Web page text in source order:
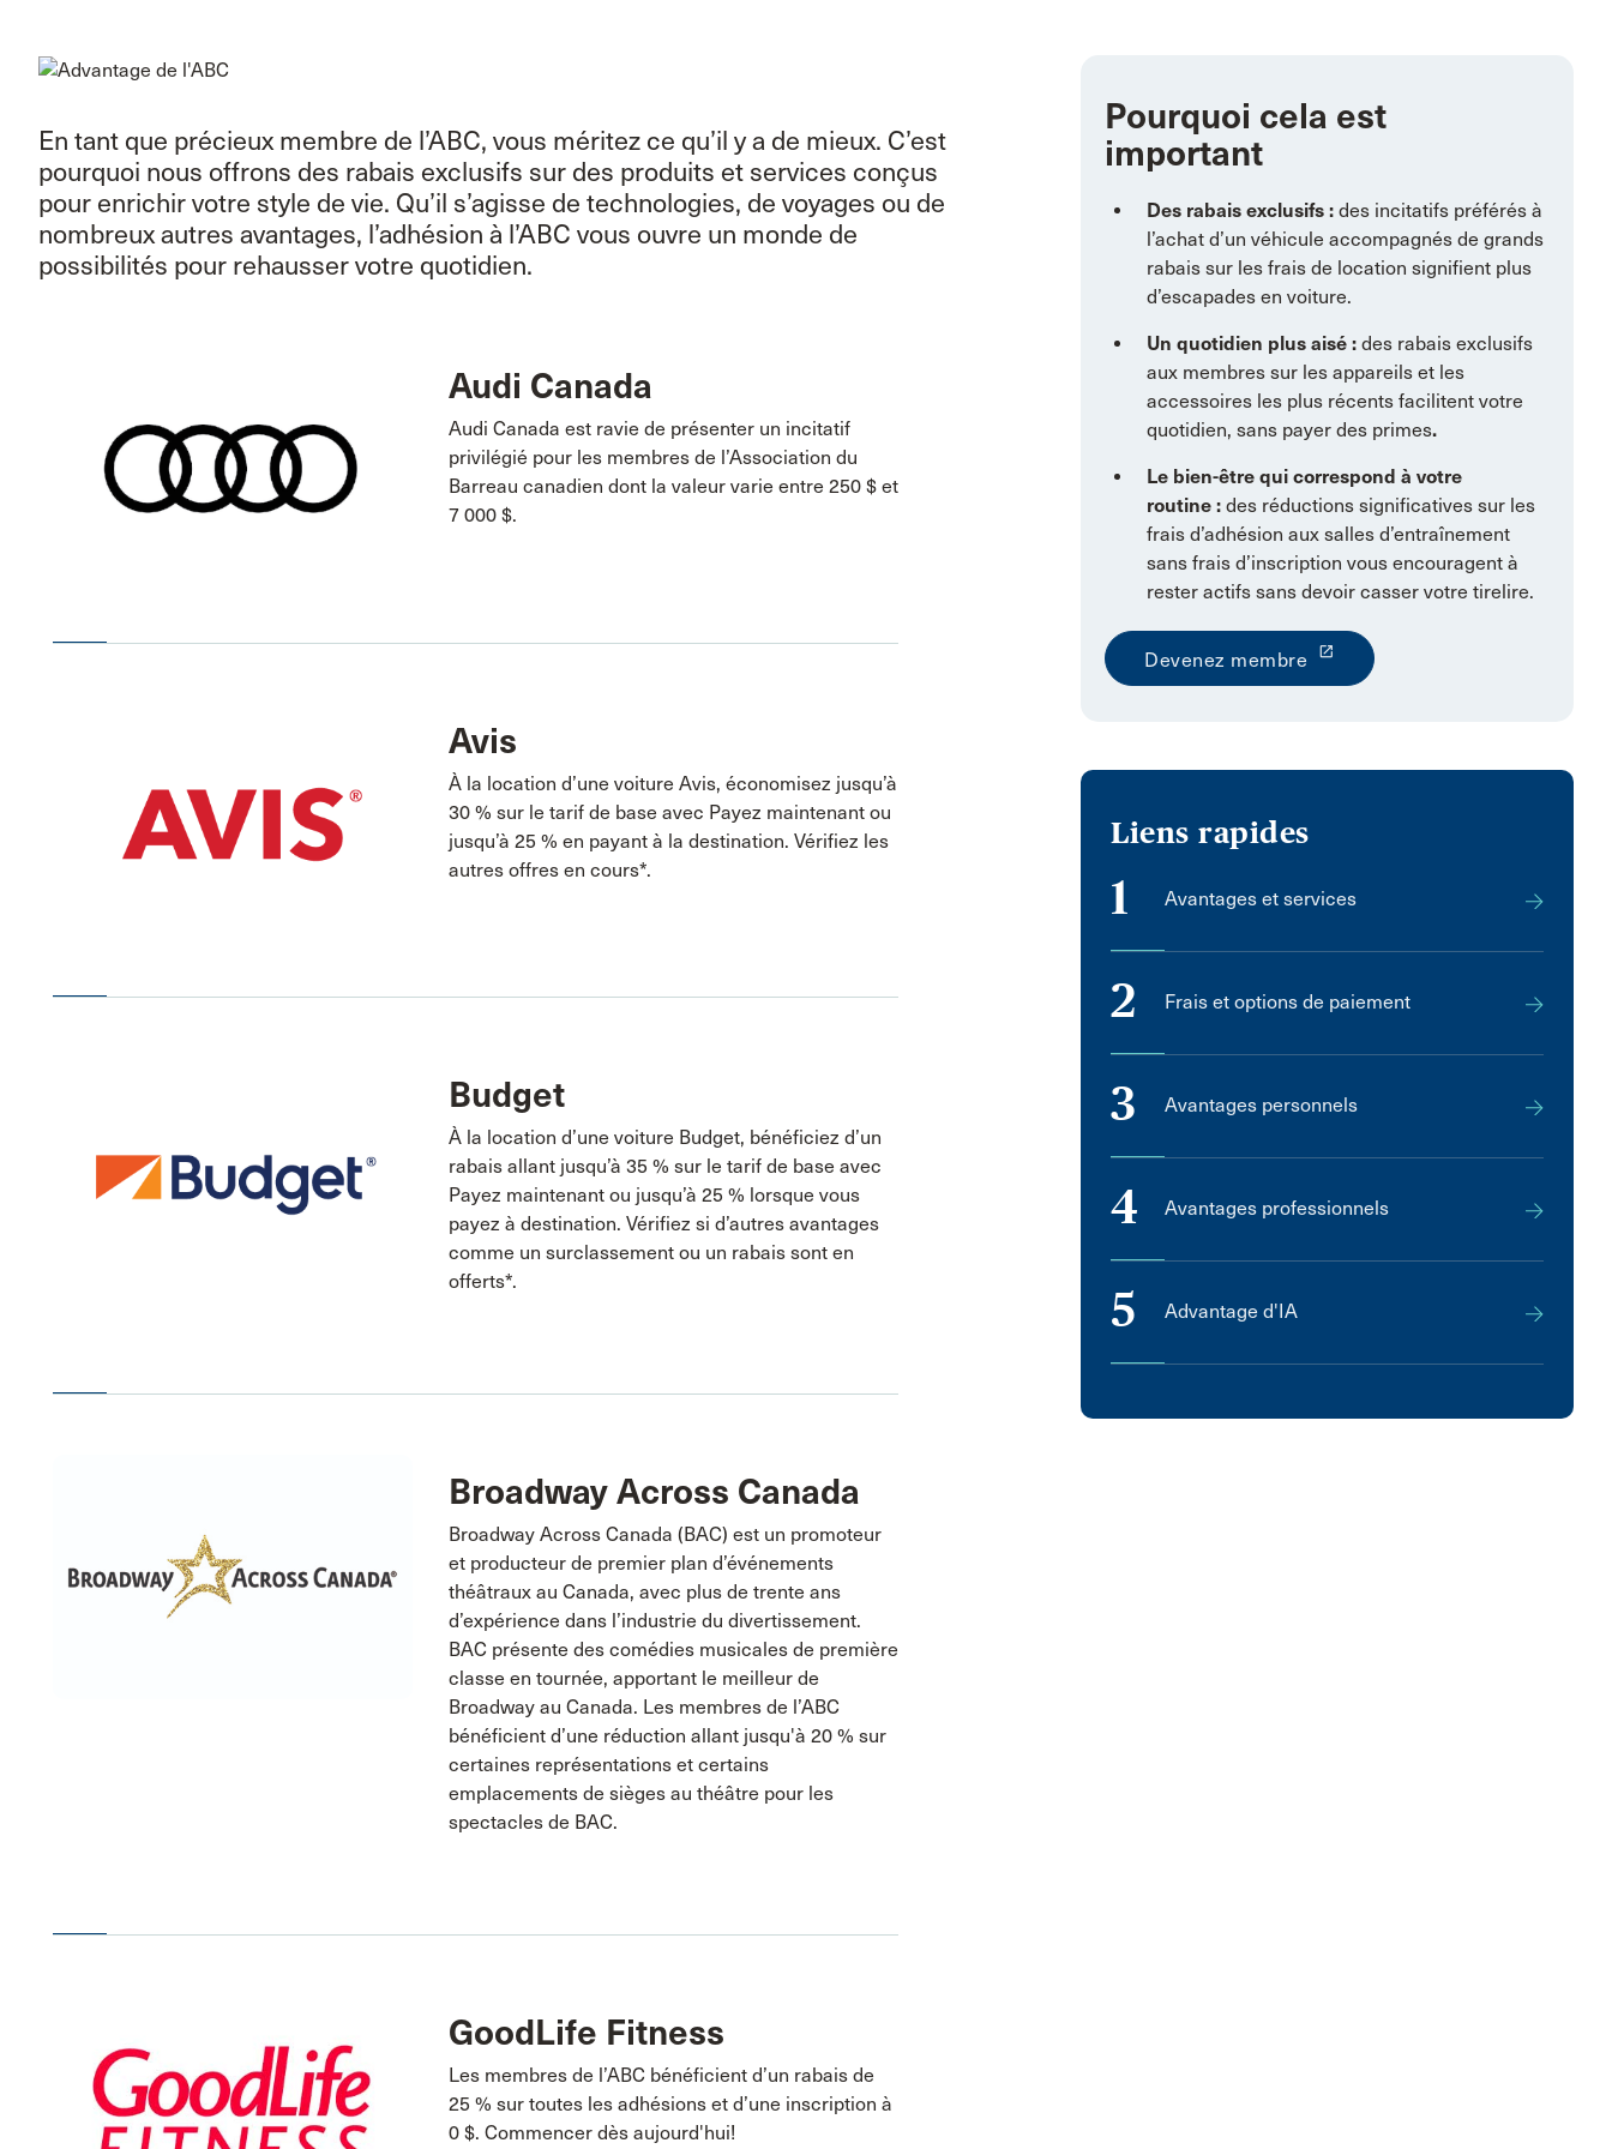
En tant que précieux membre de l’ABC, vous méritez ce qu’il y a de mieux. C’est
pourquoi nous offrons des rabais exclusifs sur des produits et services conçus
pour enrichir votre style de vie. Qu’il s’agisse de technologies, de voyages ou de
nombreux autres avantages, l’adhésion à l’ABC vous ouvre un monde de
possibilités pour rehausser votre quotidien.
Audi Canada
Audi Canada est ravie de présenter un incitatif
privilégié pour les membres de l’Association du
Barreau canadien dont la valeur varie entre 250 $ et
7 000 $.
Avis
À la location d’une voiture Avis, économisez jusqu’à
30 % sur le tarif de base avec Payez maintenant ou
jusqu’à 25 % en payant à la destination. Vérifiez les
autres offres en cours*.
Budget
À la location d’une voiture Budget, bénéficiez d’un
rabais allant jusqu’à 35 % sur le tarif de base avec
Payez maintenant ou jusqu’à 25 % lorsque vous
payez à destination. Vérifiez si d’autres avantages
comme un surclassement ou un rabais sont en
offerts*.
Broadway Across Canada
Broadway Across Canada (BAC) est un promoteur
et producteur de premier plan d’événements
théâtraux au Canada, avec plus de trente ans
d’expérience dans l’industrie du divertissement.
BAC présente des comédies musicales de première
classe en tournée, apportant le meilleur de
Broadway au Canada. Les membres de l’ABC
bénéficient d’une réduction allant jusqu'à 20 % sur
certaines représentations et certains
emplacements de sièges au théâtre pour les
spectacles de BAC.
GoodLife Fitness
Les membres de l’ABC bénéficient d’un rabais de
25 % sur toutes les adhésions et d’une inscription à
0 $. Commencer dès aujourd'hui!
Pourquoi cela est
important
Des rabais exclusifs :des incitatifs préférés à
l’achat d’un véhicule accompagnés de grands
rabais sur les frais de location signifient plus
d’escapades en voiture.
Un quotidien plus aisé :des rabais exclusifs
aux membres sur les appareils et les
accessoires les plus récents facilitent votre
quotidien, sans payer des primes.
Le bien-être qui correspond à votre
routine :des réductions significatives sur les
frais d’adhésion aux salles d’entraînement
sans frais d’inscription vous encouragent à
rester actifs sans devoir casser votre tirelire.
Devenez membre launch
Liens rapides
1 Avantages et services
2 Frais et options de paiement
3 Avantages personnels
4 Avantages professionnels
5 Advantage d'IA